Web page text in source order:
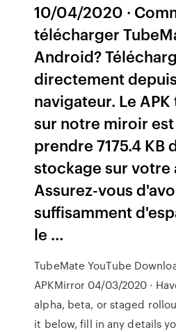
10/04/2020 ·
télécharger
Android?
directement
navigateur. Le
sur notre miroir
prendre 7175.4 KB
stockage sur votre
Assurez-vous
suffisamment
le …
TubeMate YouTube
APKMirror 04/03/2020 ·
alpha, beta, or staged
it below, fill in any details